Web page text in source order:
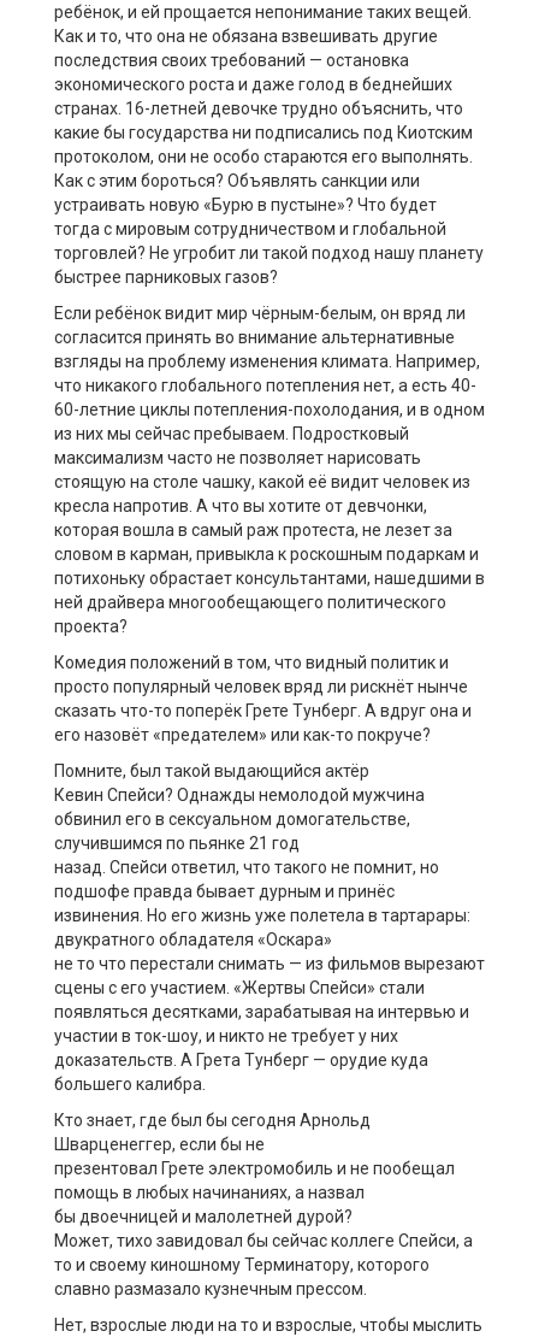
ребёнок, и ей прощается непонимание таких вещей.
Как и то, что она не обязана взвешивать другие
последствия своих требований — остановка
экономического роста и даже голод в беднейших
странах. 16-летней девочке трудно объяснить, что
какие бы государства ни подписались под Киотским
протоколом, они не особо стараются его выполнять.
Как с этим бороться? Объявлять санкции или
устраивать новую «Бурю в пустыне»? Что будет
тогда с мировым сотрудничеством и глобальной
торговлей? Не угробитли такой подход нашу планету
быстрее парниковых газов?
Если ребёнок видит мир чёрным-белым, он вряд ли
согласится принять во внимание альтернативные
взгляды на проблему изменения климата. Например,
что никакого глобального потепления нет, а есть 40-
60-летние циклы потепления-похолодания, и в одном
из них мы сейчас пребываем. Подростковый
максимализм часто не позволяет нарисовать
стоящую на столе чашку, какой её видит человек из
кресла напротив. А что вы хотите от девчонки,
которая вошла в самый раж протеста, не лезет за
словом в карман, привыкла к роскошным подаркам и
потихоньку обрастает консультантами, нашедшими в
ней драйвера многообещающего политического
проекта?
Комедия положений в том, что видный политик и
просто популярный человек вряд ли рискнёт нынче
сказать что-то поперёк Грете Тунберг . А вдруг она и
его назовёт «предателем» или как-то покруче?
Помните, был такой выдающийся актёр
Кевин Спейси? Однажды немолодой мужчина
обвинил его в сексуальном домогательстве,
случившимся по пьянке 21 год
назад. Спейси ответил, что такого не помнит, но
подшофе правда бывает дурным и принёс
извинения. Но его жизнь уже полетела в тартарары:
двукратного обладателя «Оскара»
не то что перестали снимать — из фильмов вырезают
сцены с его участием. «Жертвы Спейси» стали
появляться десятками, зарабатывая на интервью и
участии в ток-шоу, и никто не требует у них
доказательств. А Грета Тунберг — орудие куда
большего калибра.
Кто знает, где был бы сегодня Арнольд
Шварценеггер, если бы не
презентовал Грете электромобиль и не пообещал
помощь в любых начинаниях, а назвал
бы двоечницей и малолетней дурой?
Может, тихо завидовал бы сейчас коллеге Спейси, а
то и своемукиношномуТерминатору, которого
славно размазало кузнечным прессом.
Нет, взрослые люди на то и взрослые, чтобы мыслить